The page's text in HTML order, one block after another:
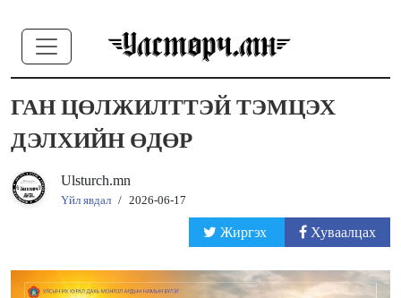
ГАН ЦӨЛЖИЛТТЭЙ ТЭМЦЭХ
ДЭЛХИЙН ӨДӨР
Ulsturch.mn
Үйл явдал / 2026-06-17
Жиргэх Хуваалцах